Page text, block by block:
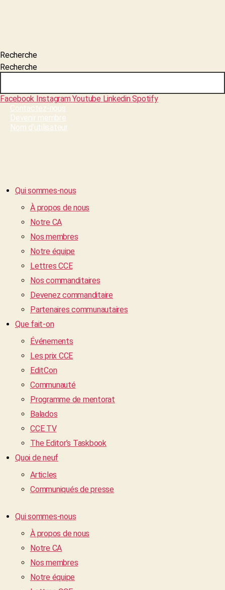
Recherche
Recherche
Facebook InstagramYoutube LinkedinSpotify
Contactez-nous
Devenir membre
Nom d’utilisateur
Qui sommes-nous
À propos de nous
Notre CA
Nos membres
Notre équipe
Lettres CCE
Nos commanditaires
Devenez commanditaire
Partenaires communautaires
Que fait-on
Événements
Les prix CCE
EditCon
Communauté
Programme de mentorat
Balados
CCE TV
The Editor’s Taskbook
Quoi de neuf
Articles
Communiqués de presse
Qui sommes-nous
À propos de nous
Notre CA
Nos membres
Notre équipe